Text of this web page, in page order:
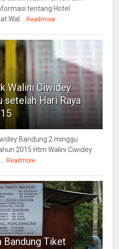
tentang Hotel
Wal...
Readmore
Walini Ciwidey
setelah Hari Raya
Bandung 2 minggu
2015 Htm Walini Ciwidey
Readmore
Bandung Tiket